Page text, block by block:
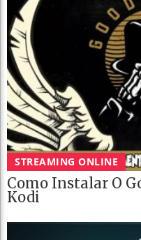
STREAMING ONLINE
Como Instalar O
Kodi